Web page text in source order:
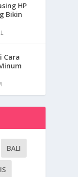
HP
Bikin
Cara
BALI